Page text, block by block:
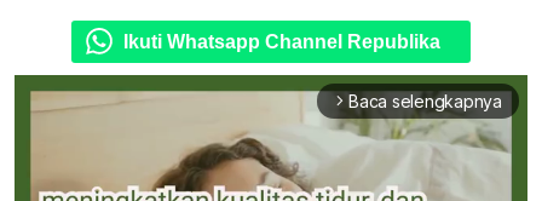
Ikuti Whatsapp Channel Republika
arrow_forward_ios Baca selengkapnya